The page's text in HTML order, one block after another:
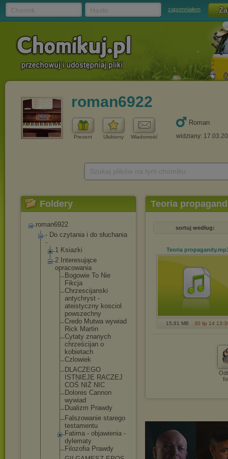
zapomniałem
roman6922
Prezent Ulubiony Wiadomość
Roman
widziany:
Foldery
roman6922
- Do czytania i do słuchania
-
1 Ksiazki
2 Interesujące
opracowania
Bogowie To Nie
Fikcja
Chrzescijanski
antychryst -
ateistyczny kosciol
powszechny
Credo Mutwa wywiad
Rick Martin
Cytaty znanych
chrześcijan o
kobietach
Czlowiek
DLACZEGO
ISTNIEJE RACZEJ
COŚ NIŻ NIC
Dolores Cannon
wywiad
Dualizm Prawdy
Falszowanie starego
testamentu
Fatima - objawienia -
dylematy
Filozofia Prawdy
Teoria
sortuj według:
Teoria propagandy
15,81 MB 30 lip 14